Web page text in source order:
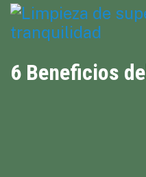
6 Beneficios